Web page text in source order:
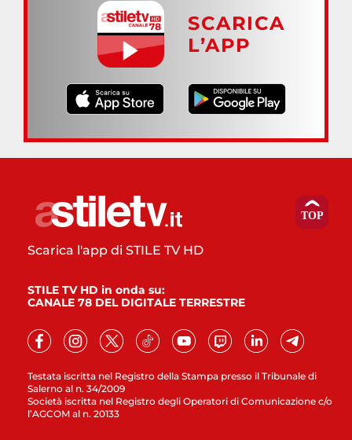
SCARICA
L’APP
Testata iscritta nel Registro della Stampa presso il Tribunale di
Salerno al n. 34/2009
Società iscritta nel Registro degli Operatori di Comunicazione c/o
l’AGCOM al n. 20133
Scarica l'app di STILE TV HD
STILE TV HD in onda su:
CANALE 78 DEL DIGITALE TERRESTRE